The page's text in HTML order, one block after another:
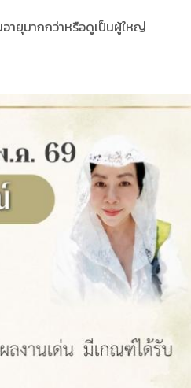
ายุมากกว่าหรือดูเป็นผู้ใหญ่